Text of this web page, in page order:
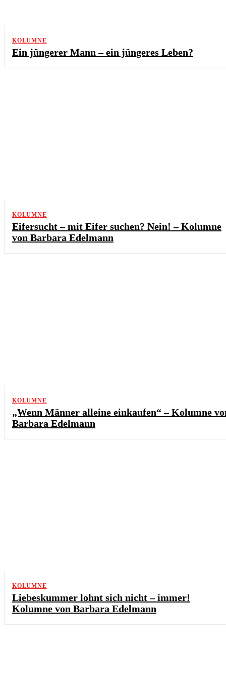
KOLUMNE
Ein jüngerer Mann – ein jüngeres Leben?
KOLUMNE
Eifersucht – mit Eifer suchen? Nein! – Kolumne
von Barbara Edelmann
KOLUMNE
„Wenn Männer alleine einkaufen“ – Kolumne
Barbara Edelmann
KOLUMNE
Liebeskummer lohnt sich nicht – immer!
Kolumne von Barbara Edelmann